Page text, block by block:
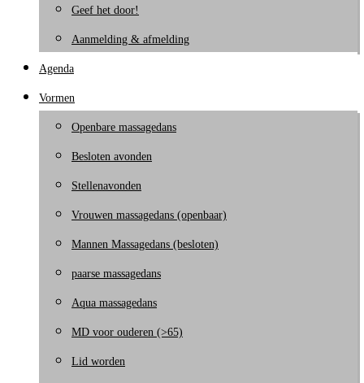
Geef het door!
Aanmelding & afmelding
Agenda
Vormen
Openbare massagedans
Besloten avonden
Stellenavonden
Vrouwen massagedans (openbaar)
Mannen Massagedans (besloten)
paarse massagedans
Aqua massagedans
MD voor ouderen (>65)
Lid worden